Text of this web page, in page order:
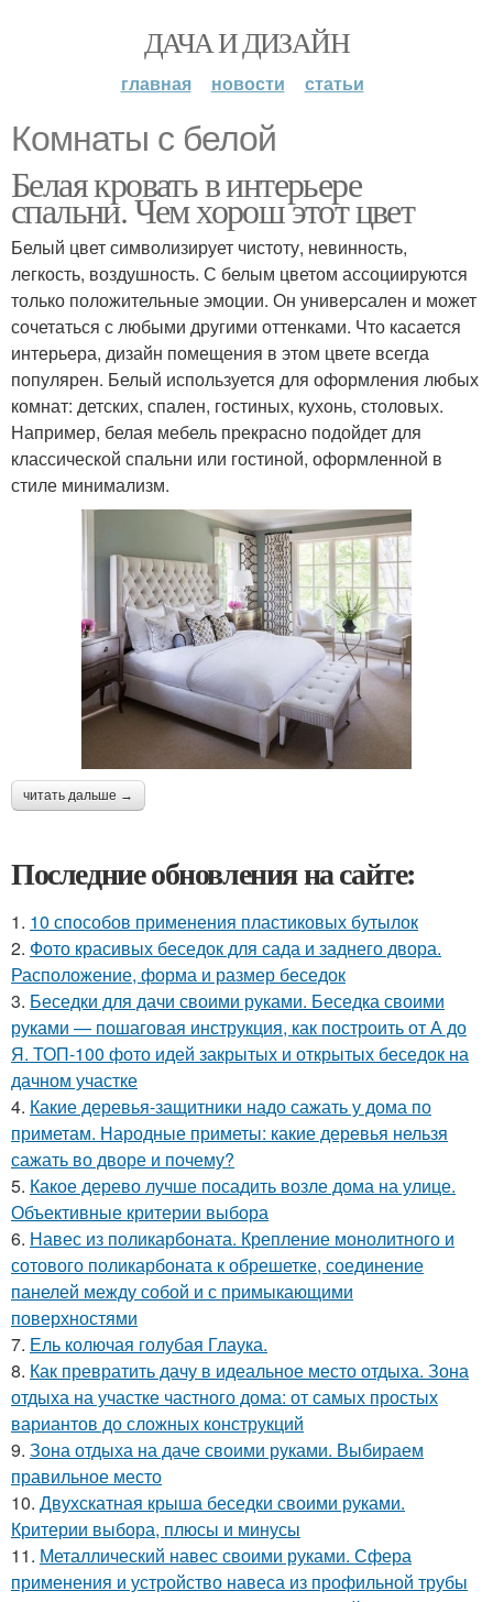
ДАЧА И ДИЗАЙН
главная новости статьи
Комнаты с белой
Белая кровать в интерьере
спальни. Чем хорош этот цвет
Белый цвет символизирует чистоту, невинность,
легкость, воздушность. С белым цветом ассоциируются
только положительные эмоции. Он универсален и может
сочетаться с любыми другими оттенками. Что касается
интерьера, дизайн помещения в этом цвете всегда
популярен. Белый используется для оформления любых
комнат: детских, спален, гостиных, кухонь, столовых.
Например, белая мебель прекрасно подойдет для
классической спальни или гостиной, оформленной в
стиле минимализм.
читать дальше →
Последние обновления на сайте:
1. 10 способов применения пластиковых бутылок
2. Фото красивых беседок для сада и заднего двора.
Расположение, форма и размер беседок
3. Беседки для дачи своими руками. Беседка своими
руками — пошаговая инструкция, как построить от А до
Я. ТОП-100 фото идей закрытых и открытых беседок на
дачном участке
4. Какие деревья-защитники надо сажать у дома по
приметам. Народные приметы: какие деревья нельзя
сажать во дворе и почему?
5. Какое дерево лучше посадить возле дома на улице.
Объективные критерии выбора
6. Навес из поликарбоната. Крепление монолитного и
сотового поликарбоната к обрешетке, соединение
панелей между собой и с примыкающими
поверхностями
7. Ель колючая голубая Глаука.
8. Как превратить дачу в идеальное место отдыха. Зона
отдыха на участке частного дома: от самых простых
вариантов до сложных конструкций
9. Зона отдыха на даче своими руками. Выбираем
правильное место
10. Двухскатная крыша беседки своими руками.
Критерии выбора, плюсы и минусы
11. Металлический навес своими руками. Сфера
применения и устройство навеса из профильной трубы